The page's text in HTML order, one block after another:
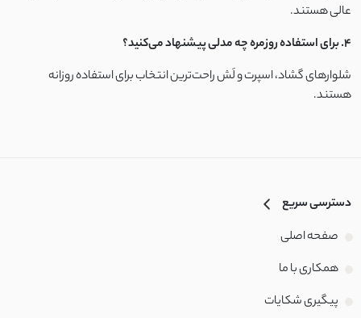
نخ و پنبه گیاهی
داکرون نخ
کشی پفکی
نخ تنسل
عالی هستند.
4. برای استفاده روزمره چه مدلی پیشنهاد می‌کنید؟
شلوارهای گشاد، اسپرت و لَش راحت‌ترین انتخاب برای استفاده روزانه
هستند.
دسترسی سریع
صفحه اصلی
همکاری با ما
پیگیری شکایات